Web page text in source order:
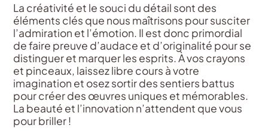
La créativité et le souci du détail sont des
éléments clés que nous maîtrisons pour susciter
l’admiration et l’émotion. Il est donc primordial
de faire preuve d’audace et d’originalité pour se
distinguer et marquer les esprits. À vos crayons
et pinceaux, laissez libre cours à votre
imagination et osez sortir des sentiers battus
pour créer des œuvres uniques et mémorables.
La beauté et l’innovation n’attendent que vous
pour briller !